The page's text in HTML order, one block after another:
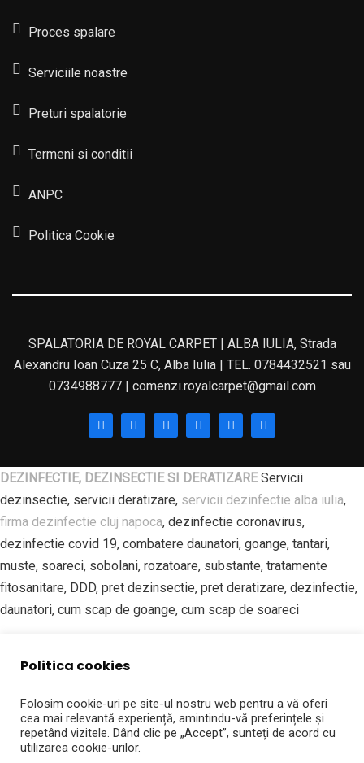
Proces spalare
Serviciile noastre
Preturi spalatorie
Termeni si conditii
ANPC
Politica Cookie
SPALATORIA DE ROYAL CARPET | ALBA IULIA, Strada
Alexandru Ioan Cuza 25 C, Alba Iulia | TEL. 0784432521 sau
0734988777 | comenzi.royalcarpet@gmail.com
Politica cookies
Folosim cookie-uri pe site-ul nostru web pentru a vă oferi
cea mai relevantă experiență, amintindu-vă preferințele și
repetând vizitele. Dând clic pe „Accept”, sunteți de acord cu
utilizarea cookie-urilor.
DEZINFECTIE, DEZINSECTIE SI DERATIZAREServicii
dezinsectie, servicii deratizare, servicii dezinfectie alba iulia,
firma dezinfectie cluj napoca, dezinfectie coronavirus,
dezinfectie covid 19, combatere daunatori, goange, tantari,
muste, soareci, sobolani, rozatoare, substante, tratamente
fitosanitare, DDD, pret dezinsectie, pret deratizare, dezinfectie,
daunatori, cum scap de goange, cum scap de soareci
ALBA IULIA Spalatorie covoare, curatatorie covoare, spalatorie
covoare alba iulia, spalatorie covoare sebes, spalatorie covoare
blaj, curatatorie covoare aiud, curatatorie covoare campeni,
curatatorie covoare teius, curatatorie covoare Ocna Mures,